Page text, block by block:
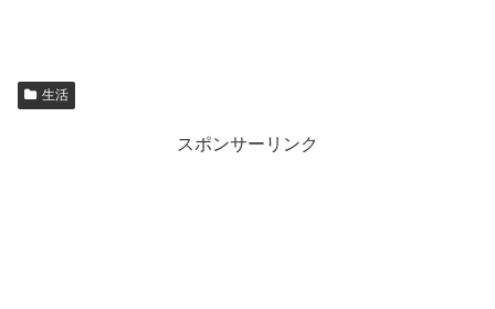
生活
スポンサーリンク